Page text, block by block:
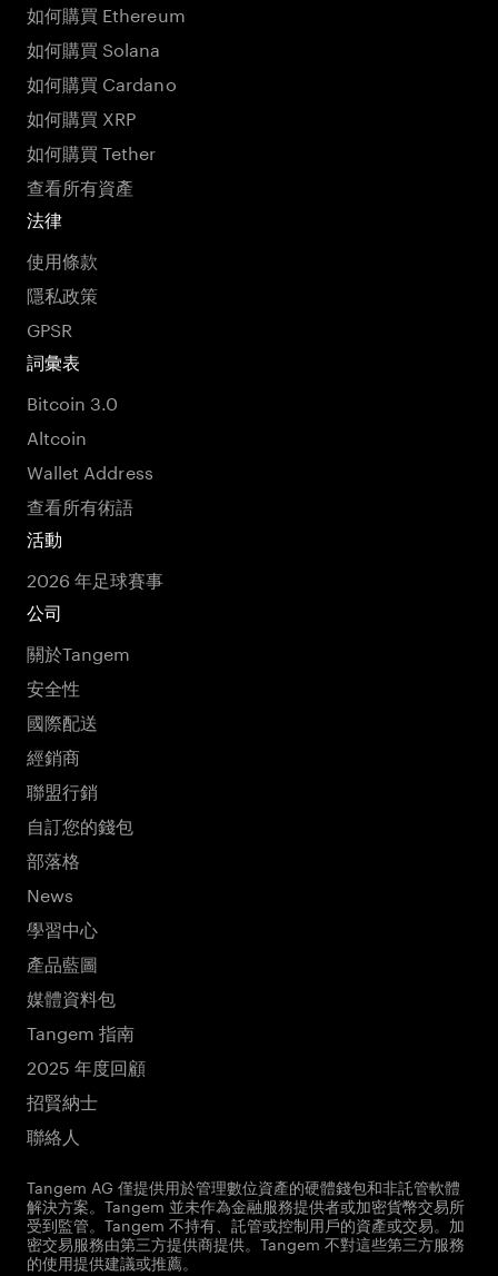
如何購買 Ethereum
如何購買 Solana
如何購買 Cardano
如何購買 XRP
如何購買 Tether
查看所有資產
法律
使用條款
隱私政策
GPSR
詞彙表
Bitcoin 3.0
Altcoin
Wallet Address
查看所有術語
活動
2026 年足球賽事
公司
關於Tangem
安全性
國際配送
經銷商
聯盟行銷
自訂您的錢包
部落格
News
學習中心
產品藍圖
媒體資料包
Tangem 指南
2025 年度回顧
招賢納士
聯絡人
Tangem AG 僅提供用於管理數位資產的硬體錢包和非託管軟體
解決方案。Tangem 並未作為金融服務提供者或加密貨幣交易所
受到監管。Tangem 不持有、託管或控制用戶的資產或交易。加
密交易服務由第三方提供商提供。Tangem 不對這些第三方服務
的使用提供建議或推薦。